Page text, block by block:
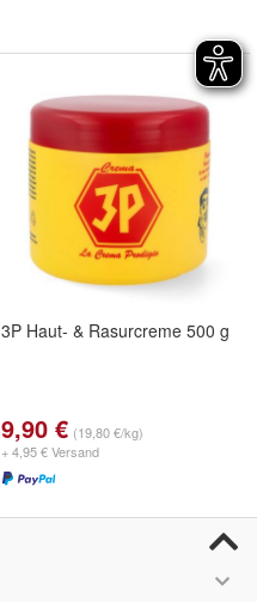
3P Haut- & Rasurcreme 500 g
9,90 € (19,80 €/kg)
+ 4,95 € Versand